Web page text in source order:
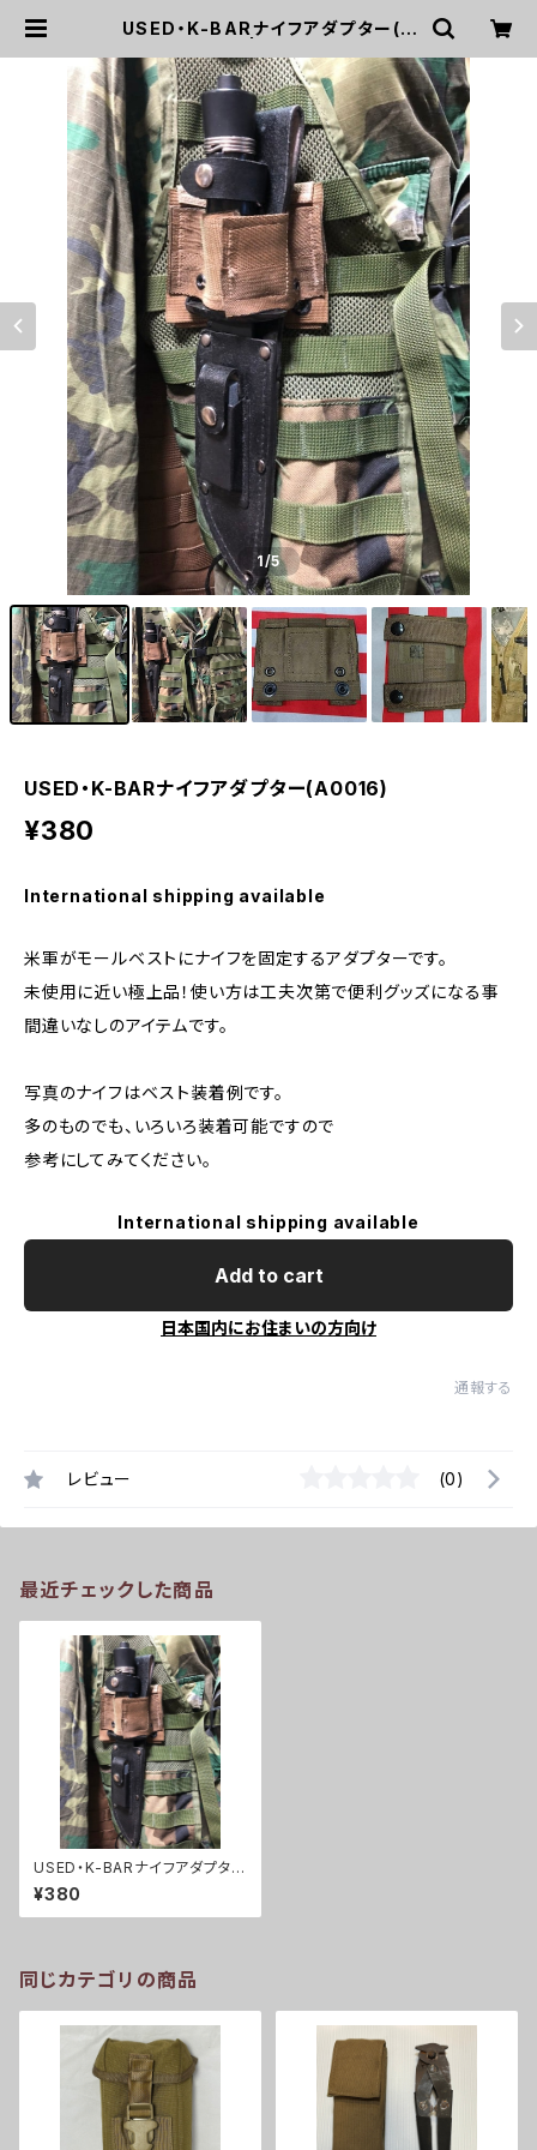
USED・K-BARナイフアダプター(A
1/5
USED・K-BARナイフアダプター(A0016)
¥380
International shipping available
米軍がモールベストにナイフを固定するアダプターです。
未使用に近い極上品！使い方は工夫次第で便利グッズになる事
間違いなしのアイテムです。
写真のナイフはベスト装着例です。
多のものでも、いろいろ装着可能ですので
参考にしてみてください。
International shipping available
Add to cart
日本国内にお住まいの方向け
通報する
レビュー (0)
最近チェックした商品
USED・K-BARナイフアダプター
(A0016)
¥380
同じカテゴリの商品